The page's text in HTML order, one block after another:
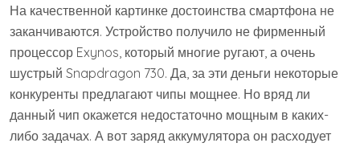
На качественной картинке достоинства смартфона не
заканчиваются. Устройство получило не фирменный
процессор Exynos, который многие ругают, а очень
шустрый Snapdragon 730. Да, за эти деньги некоторые
конкуренты предлагают чипы мощнее. Но вряд ли
данный чип окажется недостаточно мощным в каких-
либо задачах. А вот заряд аккумулятора он расходует